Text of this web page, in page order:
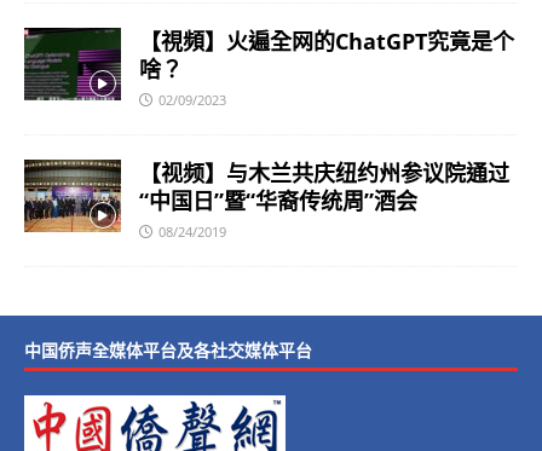
【視頻】火遍全网的ChatGPT究竟是个
啥？
02/09/2023
【视频】与木兰共庆纽约州参议院通过
“中国日”暨“华裔传统周”酒会
08/24/2019
中国侨声全媒体平台及各社交媒体平台